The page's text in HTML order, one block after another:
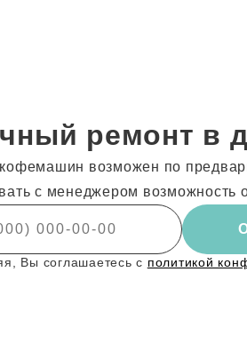
ремонт в
возможен по
с менеджером возможность
Вы соглашаетесь с политикой